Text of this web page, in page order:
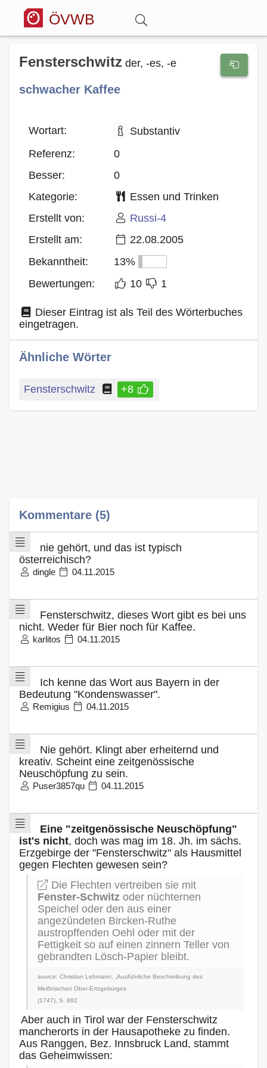
ÖVWB
Anmelden
Wörterbuch
Hitparade
Blog
Fensterschwitz der, -es, -e
schwacher Kaffee
Wortart:
Substantiv
Referenz:
0
Besser:
0
Kategorie:
Essen und Trinken
Erstellt von:
Russi-4
Erstellt am:
22.08.2005
Bekanntheit:
13%
Bewertungen:
10 1
Dieser Eintrag ist als Teil des Wörterbuches
eingetragen.
Ähnliche Wörter
Fensterschwitz +8
Kommentare (5)
nie gehört, und das ist typisch
österreichisch?
dingle 04.11.2015
Fensterschwitz, dieses Wort gibt es bei uns
nicht. Weder für Bier noch für Kaffee.
karlitos 04.11.2015
Ich kenne das Wort aus Bayern in der
Bedeutung "Kondenswasser".
Remigius 04.11.2015
Nie gehört. Klingt aber erheiternd und
kreativ. Scheint eine zeitgenössische
Neuschöpfung zu sein.
Puser3857qu 04.11.2015
Eine "zeitgenössische Neuschöpfung"
ist's nicht, doch was mag im 18. Jh. im sächs.
Erzgebirge der "Fensterschwitz" als Hausmittel
gegen Flechten gewesen sein?
Die Flechten vertreiben sie mit
Fenster-Schwitz oder nüchternen
Speichel oder den aus einer
angezündeten Bircken-Ruthe
austropffenden Oehl oder mit der
Fettigkeit so auf einen zinnern Teller von
gebrandten Lösch-Papier bleibt.
source: Christian Lehmann, „Ausführliche Beschreibung des
Meißnischen Ober-Ertzgebürges
(1747), S. 882
Aber auch in Tirol war der Fensterschwitz
mancherorts in der Hausapotheke zu finden.
Aus Ranggen, Bez. Innsbruck Land, stammt
das Geheimwissen: